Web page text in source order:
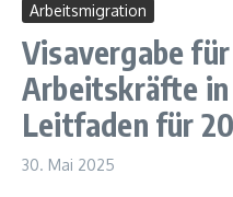
Arbeitsmigration
Visavergabe
Arbeitskräfte in
Leitfaden für
30. Mai 2025